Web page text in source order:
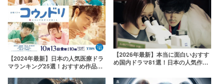
【2024年最新】日本の人気医療ドラ
マランキング25選！おすすめ作品を
【2026年最新】本当に面白いおすす
め国内ドラマ81選！日本の人気作品